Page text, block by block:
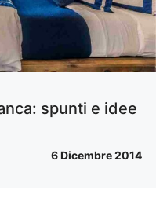
spunti e idee
6 Dicembre 2014